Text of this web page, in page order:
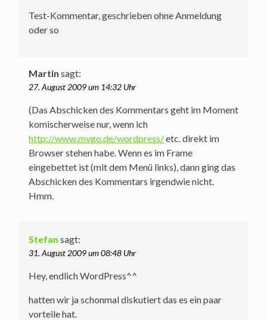
Test-Kommentar, geschrieben ohne Anmeldung
oder so
Martin sagt:
27. August 2009 um 14:32 Uhr
(Das Abschicken des Kommentars geht im Moment
komischerweise nur, wenn ich
http://www.mvgo.de/wordpress/etc. direkt im
Browser stehen habe. Wenn es im Frame
eingebettet ist (mit dem Menü links), dann ging das
Abschicken des Kommentars irgendwie nicht.
Hmm.
Stefan sagt:
31. August 2009 um 08:48 Uhr
Hey, endlich WordPress^^
hatten wir ja schonmal diskutiert das es ein paar
vorteile hat.